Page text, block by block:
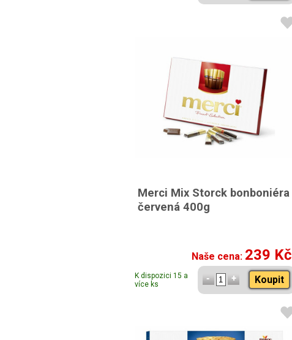
Merci Mix Storck bonboniéra
červená 400g
Naše cena: 239 Kč
K dispozici 15 a
více ks
Koupit